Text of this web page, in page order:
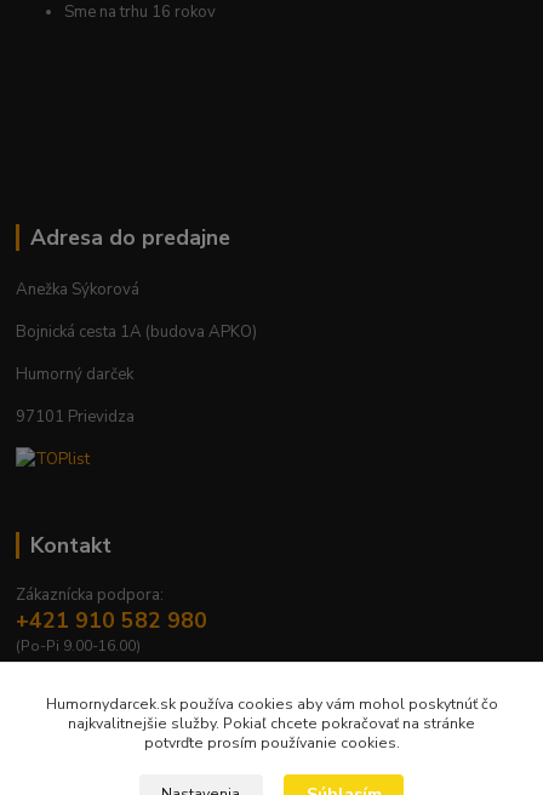
Sme na trhu 16 rokov
Adresa do predajne
Anežka Sýkorová
Bojnická cesta 1A (budova APKO)
Humorný darček
97101 Prievidza
Kontakt
Zákaznícka podpora:
+421 910 582 980
(Po-Pi 9.00-16.00)
Humornydarcek.sk používa cookies aby vám mohol poskytnúť čo
najkvalitnejšie služby. Pokiaľ chcete pokračovať na stránke
potvrďte prosím používanie cookies.